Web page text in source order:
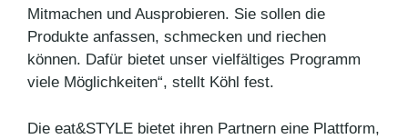
Mitmachen und Ausprobieren. Sie sollen die
Produkte anfassen, schmecken und riechen
können. Dafür bietet unser vielfältiges Programm
viele Möglichkeiten“, stellt Köhl fest.
Die eat&STYLE bietet ihren Partnern eine Plattform,